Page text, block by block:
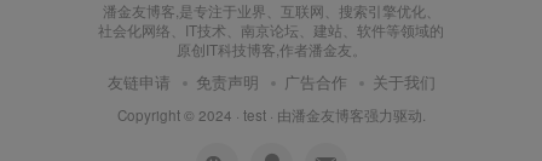
潘金友博客,是专注于业界、互联网、搜索引擎优化、
社会化网络、IT技术、南京论坛、建站、软件等领域的
原创IT科技博客,作者潘金友。
友链申请 免责声明 广告合作 关于我们
Copyright © 2024 · test· 由潘金友博客强力驱动.